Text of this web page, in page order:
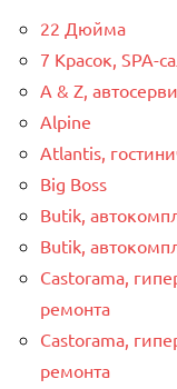
22 Дюйма
7 Красок, SPA-
A & Z,
Alpine
Atlantis,
Big Boss
Butik,
Butik,
Castorama,
ремонта
Castorama,
ремонта